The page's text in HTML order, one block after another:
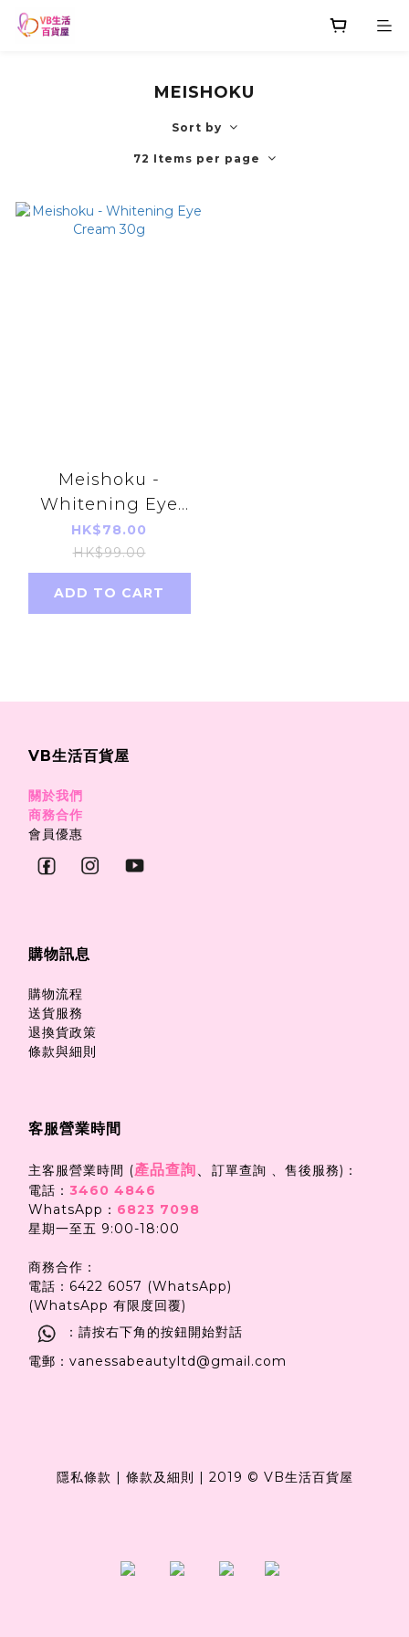
MEISHOKU
Sort by
72 Items per page
Meishoku -
Whitening Eye
Cream 30g
HK$78.00
HK$99.00
ADD TO CART
VB生活百貨屋
關於我們
商務合作
會員優惠
購物訊息
購物流程
送貨服務
退換貨政策
條款與細則
客服營業時間
主客服營業時間 (產品查詢
訂單查詢 、售後服務)：
電話： 3460 4846
WhatsApp： 6823 7098
星期一至五 9:00-18:00
商務合作：
電話：6422 6057 (WhatsApp)
(WhatsApp 有限度回覆)
：請按右下角的按鈕開始對話
電郵：vanessabeautyltd@gmail.com
隱私條款 | 條款及細則 | 2019 © VB生活百貨屋